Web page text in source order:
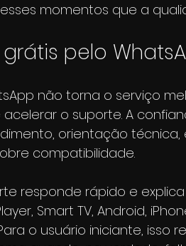
momentos que a
grátis pelo
não torna o serviço
o suporte. A
orientação
compatibilidade.
responde rápido e
Player, Smart TV, Android,
o usuário iniciante, isso